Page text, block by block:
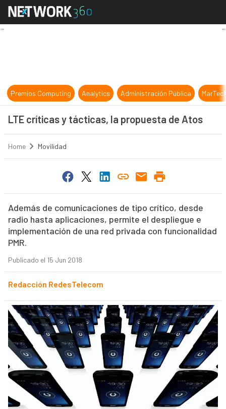
LTE críticas y tácticas, la
Premios Computing Analytics Administración Pública
LTE críticas y tácticas, la propuesta de Atos
Home Movilidad
Además de comunicaciones de tipo crítico, desde
radio hasta aplicaciones, permite el despliegue e
implementación de una red privada con funcionalidad
PMR.
Publicado el 15 Jun 2018
Redacción RedesTelecom